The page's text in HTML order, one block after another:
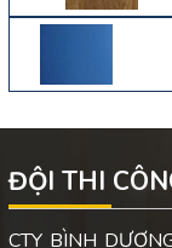
ĐỘI THI
CTY BÌNH